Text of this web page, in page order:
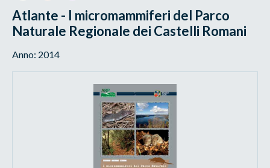
Atlante - I micromammiferi del Parco
Naturale Regionale dei Castelli Romani
Anno: 2014